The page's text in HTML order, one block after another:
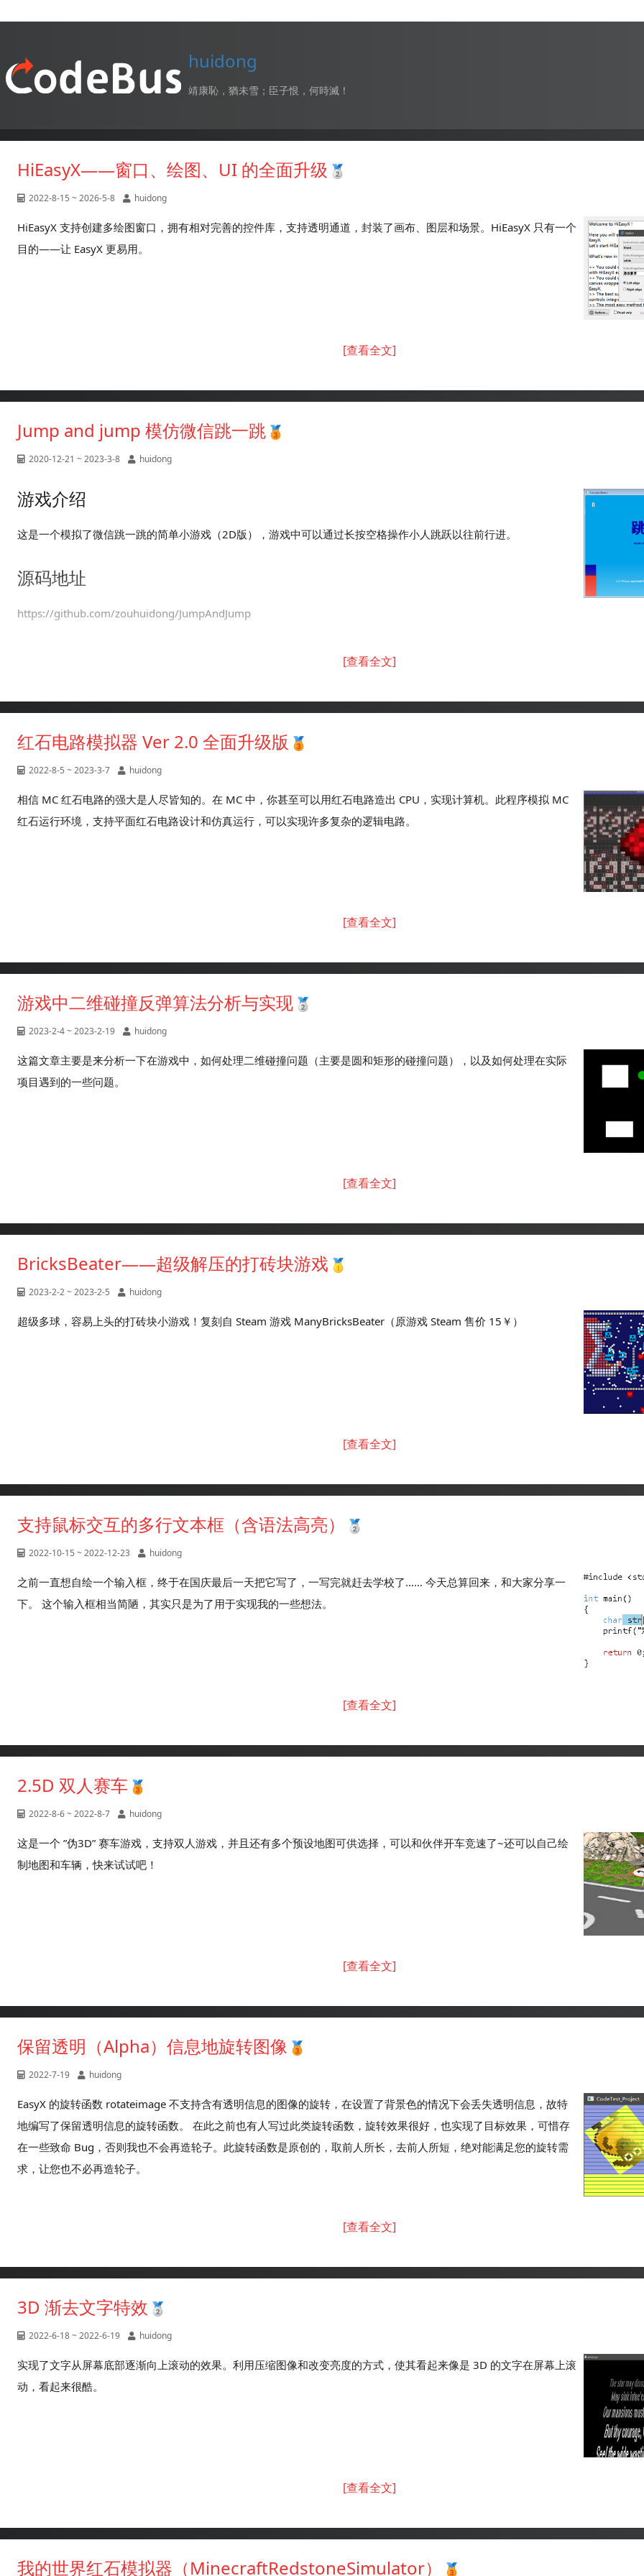
huidong
靖康恥，猶未雪；臣子恨，何時滅！
HiEasyX——窗口、绘图、UI 的全面升级
2022-8-15 ~ 2026-5-8 huidong
HiEasyX 支持创建多绘图窗口，拥有相对完善的控件库，支持透明通道，封装了画布、图层和场景。HiEasyX 只有一个
目的——让 EasyX 更易用。
[查看全文]
Jump and jump 模仿微信跳一跳
2020-12-21 ~ 2023-3-8 huidong
游戏介绍
这是一个模拟了微信跳一跳的简单小游戏（2D版），游戏中可以通过长按空格操作小人跳跃以往前行进。
源码地址
https://github.com/zouhuidong/JumpAndJump
[查看全文]
红石电路模拟器 Ver 2.0 全面升级版
2022-8-5 ~ 2023-3-7 huidong
相信 MC 红石电路的强大是人尽皆知的。在 MC 中，你甚至可以用红石电路造出 CPU，实现计算机。此程序模拟 MC
红石运行环境，支持平面红石电路设计和仿真运行，可以实现许多复杂的逻辑电路。
[查看全文]
游戏中二维碰撞反弹算法分析与实现
2023-2-4 ~ 2023-2-19 huidong
这篇文章主要是来分析一下在游戏中，如何处理二维碰撞问题（主要是圆和矩形的碰撞问题），以及如何处理在实际
项目遇到的一些问题。
[查看全文]
BricksBeater——超级解压的打砖块游戏
2023-2-2 ~ 2023-2-5 huidong
超级多球，容易上头的打砖块小游戏！复刻自 Steam 游戏 ManyBricksBeater（原游戏 Steam 售价 15￥）
[查看全文]
支持鼠标交互的多行文本框（含语法高亮）
2022-10-15 ~ 2022-12-23 huidong
之前一直想自绘一个输入框，终于在国庆最后一天把它写了，一写完就赶去学校了…… 今天总算回来，和大家分享一
下。 这个输入框相当简陋，其实只是为了用于实现我的一些想法。
[查看全文]
2.5D 双人赛车
2022-8-6 ~ 2022-8-7 huidong
这是一个 ”伪3D” 赛车游戏，支持双人游戏，并且还有多个预设地图可供选择，可以和伙伴开车竞速了~还可以自己绘
制地图和车辆，快来试试吧！
[查看全文]
保留透明（Alpha）信息地旋转图像
2022-7-19 huidong
EasyX 的旋转函数 rotateimage 不支持含有透明信息的图像的旋转，在设置了背景色的情况下会丢失透明信息，故特
地编写了保留透明信息的旋转函数。 在此之前也有人写过此类旋转函数，旋转效果很好，也实现了目标效果，可惜存
在一些致命 Bug，否则我也不会再造轮子。此旋转函数是原创的，取前人所长，去前人所短，绝对能满足您的旋转需
求，让您也不必再造轮子。
[查看全文]
3D 渐去文字特效
2022-6-18 ~ 2022-6-19 huidong
实现了文字从屏幕底部逐渐向上滚动的效果。利用压缩图像和改变亮度的方式，使其看起来像是 3D 的文字在屏幕上滚
动，看起来很酷。
[查看全文]
我的世界红石模拟器（MinecraftRedstoneSimulator）